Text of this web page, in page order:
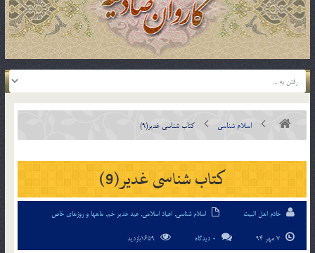
اسلام شناسی کتاب شناسی غدیر(9)
کتاب شناسی غدیر(9)
خادم اهل البیت اسلام شناسی, اعیاد اسلامی,عید غدیر خم, ماهها و روزهای خاص
0 دیدگاه